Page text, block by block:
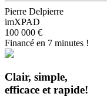
Pierre Delpierre
imXPAD
100 000 €
Financé en 7 minutes !
Clair, simple,
efficace et rapide!